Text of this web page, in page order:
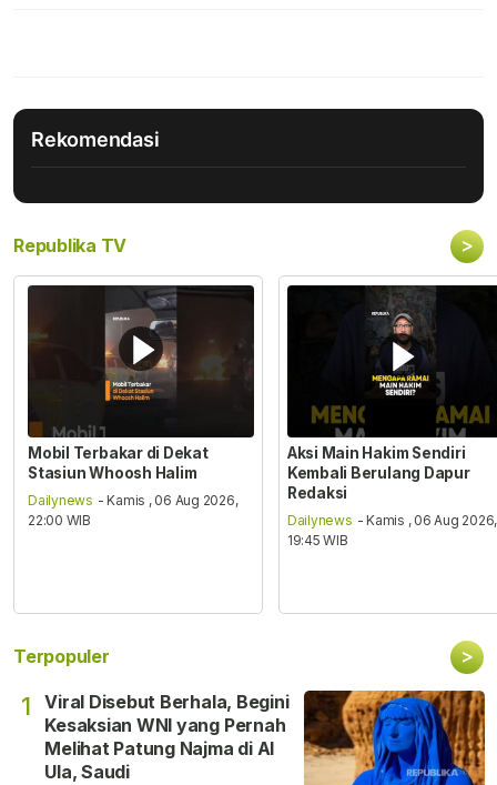
Rekomendasi
Republika TV >
Mobil Terbakar di Dekat
Stasiun Whoosh Halim
Dailynews - Kamis , 06 Aug 2026,
22:00 WIB
Aksi Main Hakim Sendiri
Kembali Berulang Dapur
Redaksi
Dailynews - Kamis , 06 Aug 2026,
19:45 WIB
Terpopuler >
1
Viral Disebut Berhala, Begini
Kesaksian WNI yang Pernah
Melihat Patung Najma di Al
Ula, Saudi